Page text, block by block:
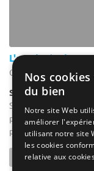
L'artel Hôtel
Castelsarrasin - Tarn-
Salle de réception
Salle de séminaire
proximité du Canal
propose des salles
Nos
du bien
Notre site Web
améliorer
utilisant notre site
les cookies
relative aux